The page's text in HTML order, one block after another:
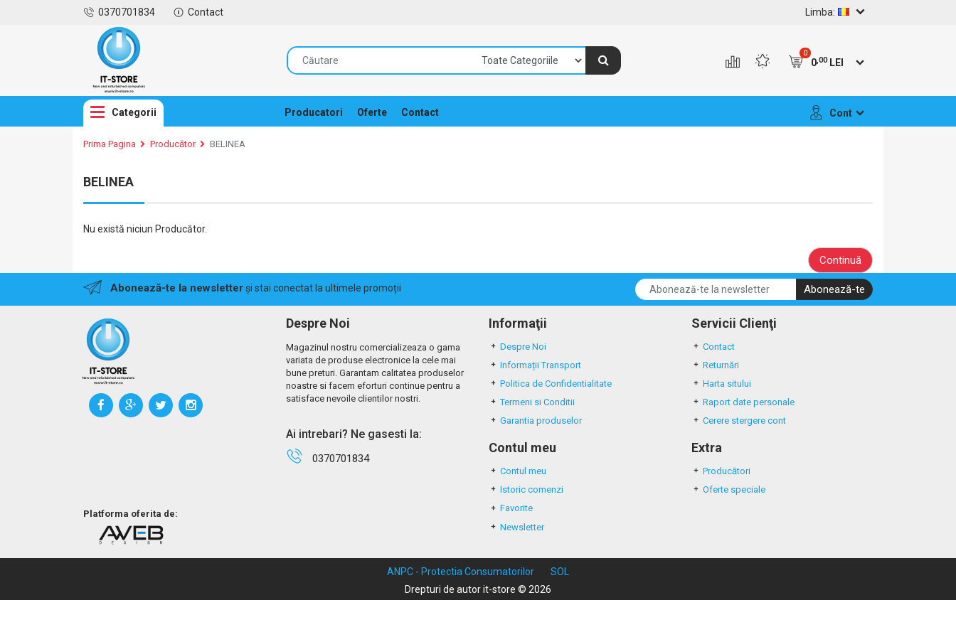
0370701834 Contact Limba:
0
0,00LEI
Categorii Producatori Oferte Contact Cont
Prima Pagina Producător BELINEA
BELINEA
Nu există niciun Producător.
Continuă
Abonează-te la newsletterși stai conectat la ultimele promoții Abonează-te
Platforma oferita de:
Despre Noi
Magazinul nostru comercializeaza o gama
variata de produse electronice la cele mai
bune preturi. Garantam calitatea produselor
noastre si facem eforturi continue pentru a
satisface nevoile clientilor nostri.
Ai intrebari? Ne gasesti la:
0370701834
Informaţii
Despre Noi
Informații Transport
Politica de Confidentialitate
Termeni si Conditii
Garantia produselor
Servicii Clienţi
Contact
Returnări
Harta sitului
Raport date personale
Cerere stergere cont
Contul meu
Contul meu
Istoric comenzi
Favorite
Newsletter
Extra
Producători
Oferte speciale
ANPC - Protectia Consumatorilor
SOL
Drepturi de autor it-store © 2026